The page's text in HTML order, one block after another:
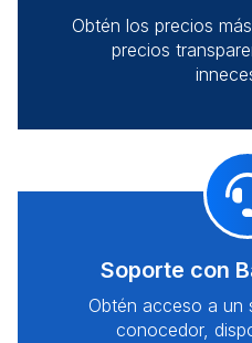
Obtén los precios
precios
Soporte con
Obtén acceso a
conocedor,